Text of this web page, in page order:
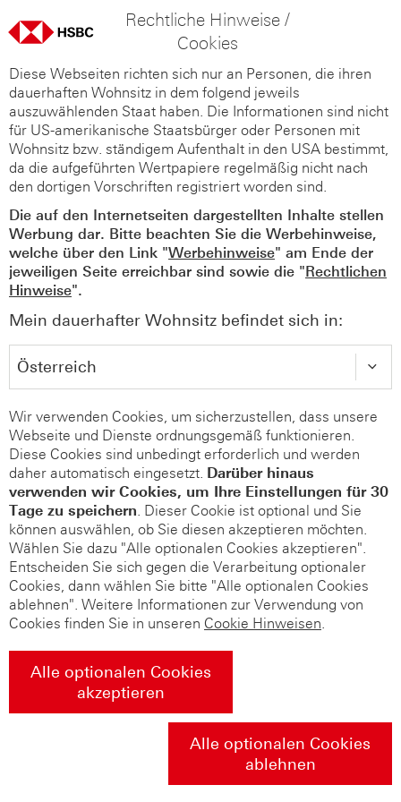
Rechtliche Hinweise /
Cookies
Diese Webseiten richten sich nur an Personen, die ihren
dauerhaften Wohnsitz in dem folgend jeweils
auszuwählenden Staat haben. Die Informationen sind nicht
für US-amerikanische Staatsbürger oder Personen mit
Wohnsitz bzw. ständigem Aufenthalt in den USA bestimmt,
da die aufgeführten Wertpapiere regelmäßig nicht nach
den dortigen Vorschriften registriert worden sind.
Die auf den Internetseiten dargestellten Inhalte stellen
Werbung dar. Bitte beachten Sie die Werbehinweise,
welche über den Link "Werbehinweise" am Ende der
jeweiligen Seite erreichbar sind sowie die "Rechtlichen
Hinweise".
Mein dauerhafter Wohnsitz befindet sich in:
Wir verwenden Cookies, um sicherzustellen, dass unsere
Webseite und Dienste ordnungsgemäß funktionieren.
Diese Cookies sind unbedingt erforderlich und werden
daher automatisch eingesetzt. Darüber hinaus
verwenden wir Cookies, um Ihre Einstellungen für 30
Tage zu speichern. Dieser Cookie ist optional und Sie
können auswählen, ob Sie diesen akzeptieren möchten.
Wählen Sie dazu "Alle optionalen Cookies akzeptieren".
Entscheiden Sie sich gegen die Verarbeitung optionaler
Cookies, dann wählen Sie bitte "Alle optionalen Cookies
ablehnen". Weitere Informationen zur Verwendung von
Cookies finden Sie in unseren Cookie Hinweisen.
Alle optionalen Cookies
akzeptieren
Alle optionalen Cookies
ablehnen